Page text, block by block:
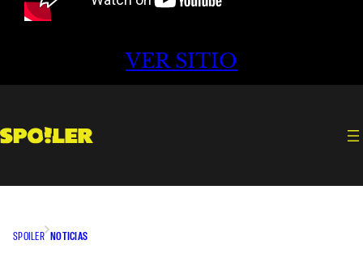
VER SITIO
SPOILER NOTICIAS